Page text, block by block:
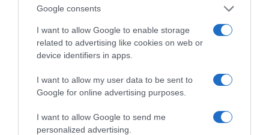
Google consents
I want to allow Google to enable storage
related to advertising like cookies on web or
device identifiers in apps.
I want to allow my user data to be sent to
Google for online advertising purposes.
I want to allow Google to send me
personalized advertising.
κριτικής δημοσιογραφίας, ιδίως για πολίτες με
περιορισμένη πρόσβαση σε ελεύθερα μέσα
ενημέρωσης.
Η κατάργησή του δεν αποτελεί απλώς μια
τεχνική ή δημοσιονομική επιλογή, αλλά μια
βαθιά πολιτική απόφαση. Υπονομεύει τον ρόλο
της Γερμανίας ως αξιόπιστου υπερασπιστή της